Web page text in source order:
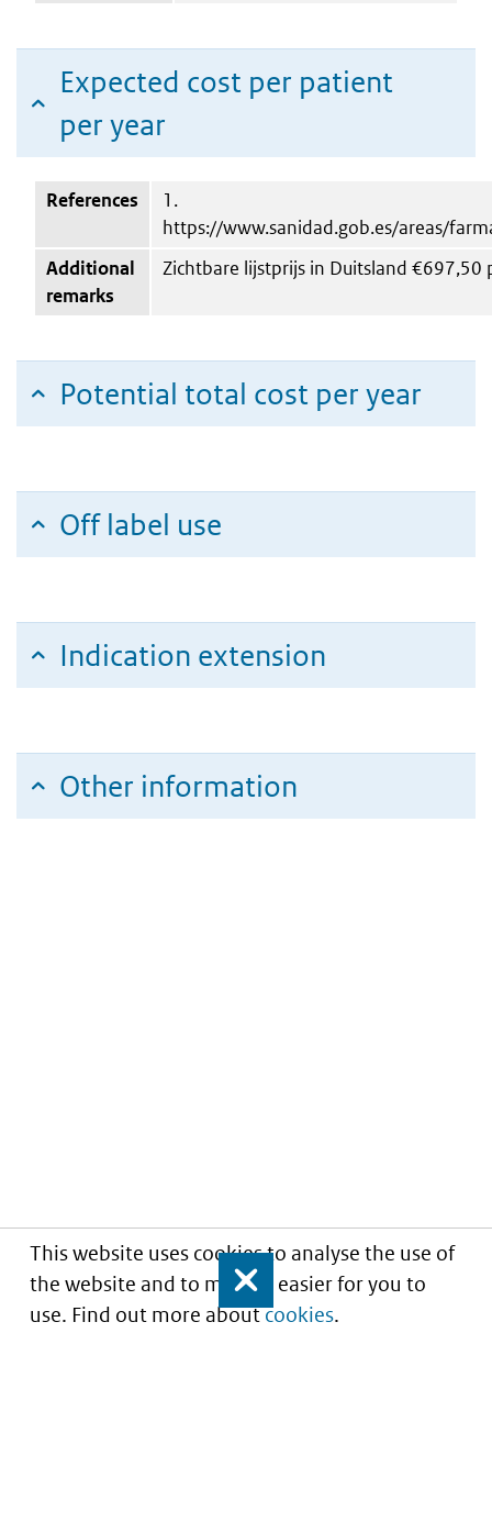
This website uses cookies to analyse the use of
the website and to make it easier for you to
use. Find out more aboutcookies.
Close
Expected cost per patient
per year
References
1.
https://www.sanidad.gob.es/areas/
Additional
remarks
Zichtbare lijstprijs in Duitsland €697,50
Potential total cost per year
Off label use
Indication extension
Other information